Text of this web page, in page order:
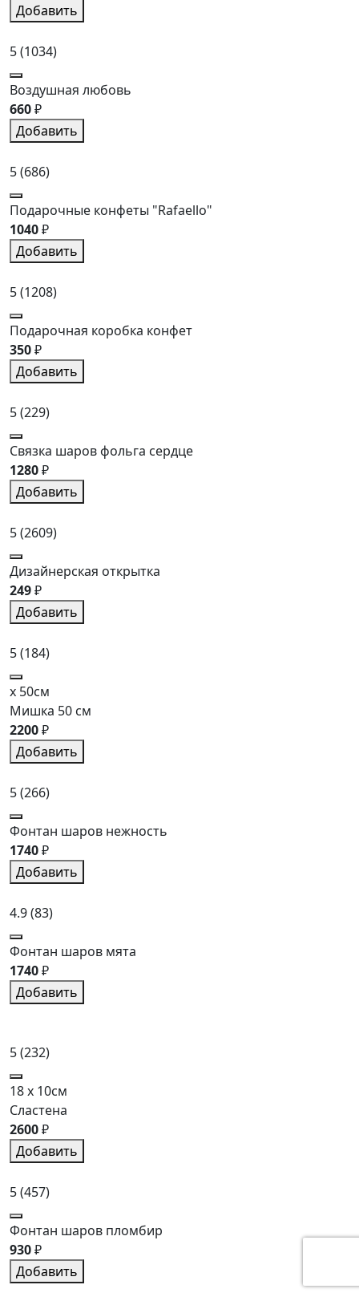
Добавить
5(1034)
Воздушная любовь
660₽
Добавить
5(686)
Подарочные конфеты "Rafaello"
1040₽
Добавить
5(1208)
Подарочная коробка конфет
350₽
Добавить
5(229)
Связка шаров фольга сердце
1280₽
Добавить
5(2609)
Дизайнерская открытка
249₽
Добавить
5(184)
x 50см
Мишка 50 см
2200₽
Добавить
5(266)
Фонтан шаров нежность
1740₽
Добавить
4.9(83)
Фонтан шаров мята
1740₽
Добавить
5(232)
18 x 10см
Сластена
2600₽
Добавить
5(457)
Фонтан шаров пломбир
930₽
Добавить